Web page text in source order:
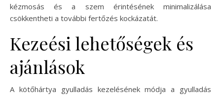
kézmosás és a szem érintésének minimalizálása
csökkentheti a további fertőzés kockázatát.
Kezeési lehetőségek és
ajánlások
A kötőhártya gyulladás kezelésének módja a gyulladás